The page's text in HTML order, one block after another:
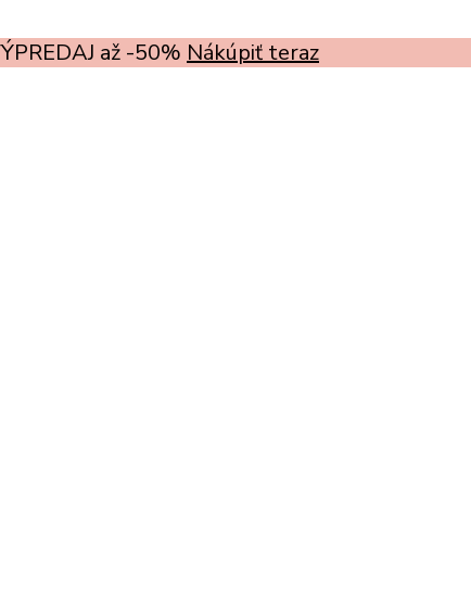
až -50% Nákúpiť teraz